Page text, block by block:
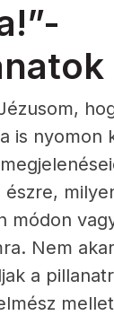
is nyomon
észre,
módon
Nem
a